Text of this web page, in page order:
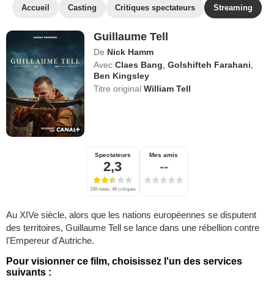
Accueil Casting Critiques spectateurs Streaming
Guillaume Tell
De Nick Hamm
Avec Claes Bang ,Golshifteh Farahani
Ben Kingsley
Titre originalWilliam Tell
Spectateurs
2,3
338 notes, 46 critiques
Mes amis
--
Au XIVe siècle, alors que les nations européennes se disputent
des territoires, Guillaume Tell se lance dans une rébellion contre
l'Empereur d'Autriche.
Pour visionner ce film, choisissez l'un des services
suivants :